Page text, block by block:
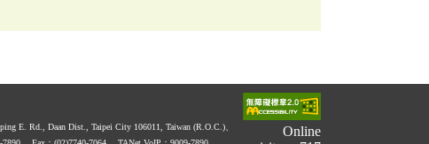
E. Rd., Daan Dist., Taipei City 106011, Taiwan (R.O.C.)、
Online